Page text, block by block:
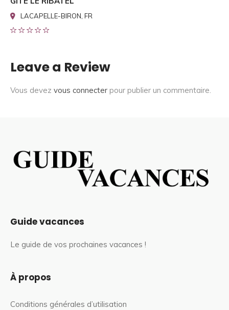
LACAPELLE-BIRON, FR
Leave a Review
Vous devez vous connecter pour publier un commentaire.
Guide vacances
Le guide de vos prochaines vacances !
À propos
Conditions générales d’utilisation